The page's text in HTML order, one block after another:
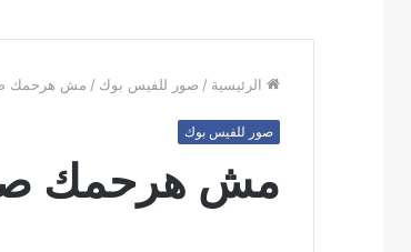
الرئيسية / صور للفيس بوك / مش هرحمك
صور للفيس بوك
مش هرحمك